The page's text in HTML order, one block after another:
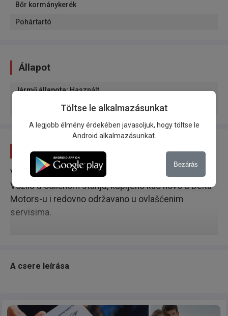
Bőr kormánykerék
Pohártartó
Állapot
Jármű állapota:Használt
A jármű eredete:Hazai tányérok
Leírás
Vozilo se nalazi na lokaciji Marije Kiri bb, Dobanovci.
Vozilo u odličnom stanju, kupljeno kao novo u Delta
Motors-u i redovno održavano u ovlašćenim
servisima.
A csere leírása
Töltse le alkalmazásunkat
A legjobb élmény érdekében javasoljuk, hogy töltse le
Android alkalmazásunkat.
Bezárás